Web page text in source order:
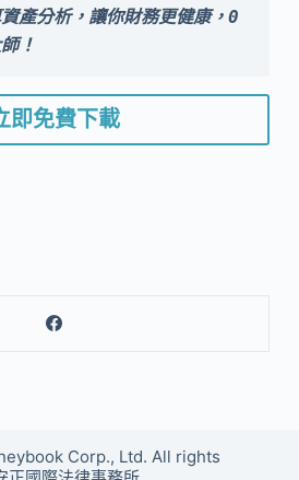
產分析，讓你財務更健康，0
！
即免費下載
Corp., Ltd. All rights